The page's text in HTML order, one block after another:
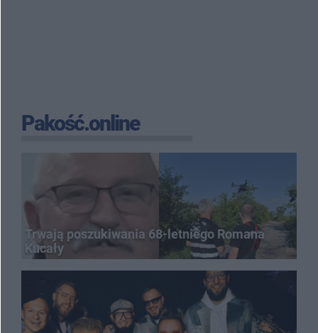
Pakość.online
Trwają poszukiwania 68-letniego Romana
Kucały